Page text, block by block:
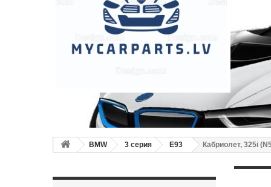
BMW 3 серия E93 Кабриолет, 325i